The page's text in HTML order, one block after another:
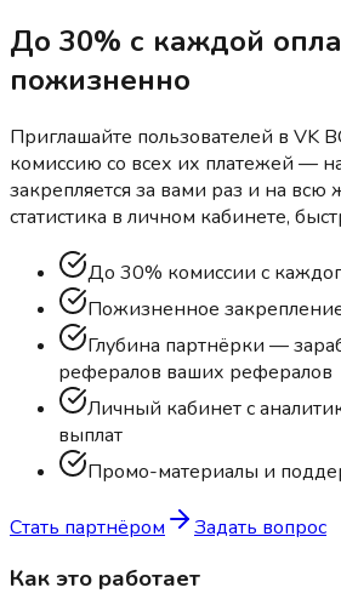
До 30% с каждой
пожизненно
Приглашайте пользователей в VK
комиссию со всех их платежей —
закрепляется за вами раз и на всю
статистика в личном кабинете,
До 30% комиссии с
Пожизненное
Глубина партнёрки —
рефералов ваших рефералов
Личный кабинет с
выплат
Промо-материалы и
Стать партнёром Задать вопрос
Как это работает